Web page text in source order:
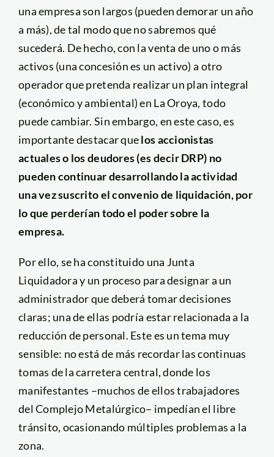
una empresa son largos (pueden demorar un año
a más), de tal modo que no sabremos qué
sucederá. De hecho, con la venta de uno o más
activos (una concesión es un activo) a otro
operador que pretenda realizar un plan integral
(económico y ambiental) en La Oroya, todo
puede cambiar. Sin embargo, en este caso, es
importante destacar quelos accionistas
actuales o los deudores (es decir DRP) no
pueden continuar desarrollando la actividad
una vez suscrito el convenio de liquidación, por
lo que perderían todo el poder sobre la
empresa.
Por ello, se ha constituido una Junta
Liquidadora y un proceso para designar a un
administrador que deberá tomar decisiones
claras; una de ellas podría estar relacionada a la
reducción de personal. Este es un tema muy
sensible: no está de más recordar las continuas
tomas de la carretera central, donde los
manifestantes –muchos de ellos trabajadores
del Complejo Metalúrgico– impedían el libre
tránsito, ocasionando múltiples problemas a la
zona.